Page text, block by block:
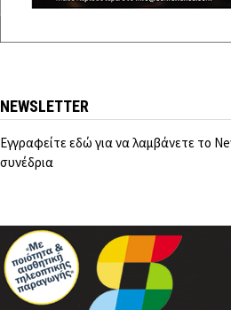
NEWSLETTER
Εγγραφείτε εδώ για να λαμβάνετε το
συνέδρια